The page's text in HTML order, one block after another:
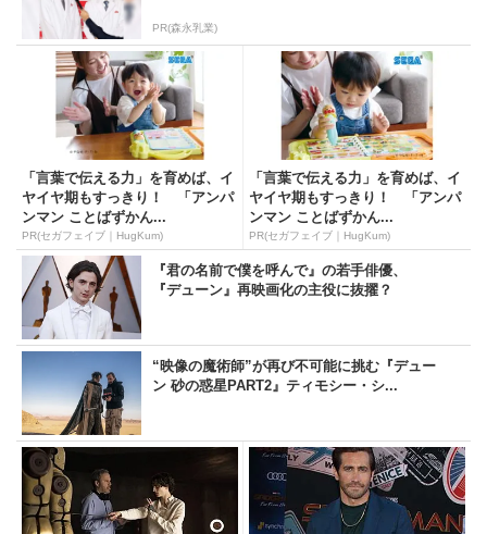
PR(森永乳業)
「言葉で伝える力」を育めば、イ
ヤイヤ期もすっきり！ 「アンパ
ンマン ことばずかん...
PR(セガフェイブ｜HugKum)
「言葉で伝える力」を育めば、イ
ヤイヤ期もすっきり！ 「アンパ
ンマン ことばずかん...
PR(セガフェイブ｜HugKum)
『君の名前で僕を呼んで』の若手俳優、
『デューン』再映画化の主役に抜擢？
“映像の魔術師”が再び不可能に挑む『デュー
ン 砂の惑星PART2』ティモシー・シ...